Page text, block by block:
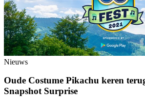
Nieuws
Oude Costume Pikachu keren
Snapshot Surprise